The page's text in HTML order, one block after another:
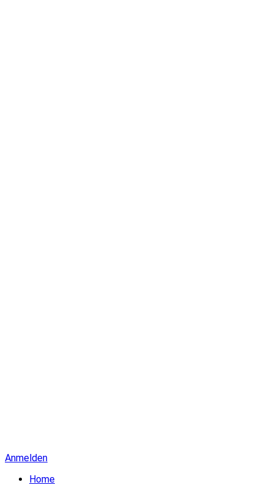
Anmelden
Home